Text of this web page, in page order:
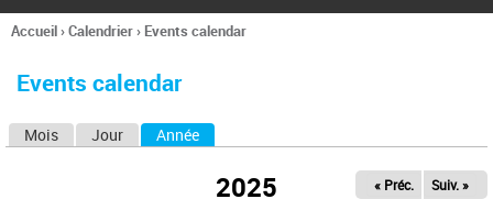
l
h
e
Vous
ici
Accueil›Calendrier› Events calendar
Events calendar
Mois Jour Année
2025 « Préc. Suiv. »